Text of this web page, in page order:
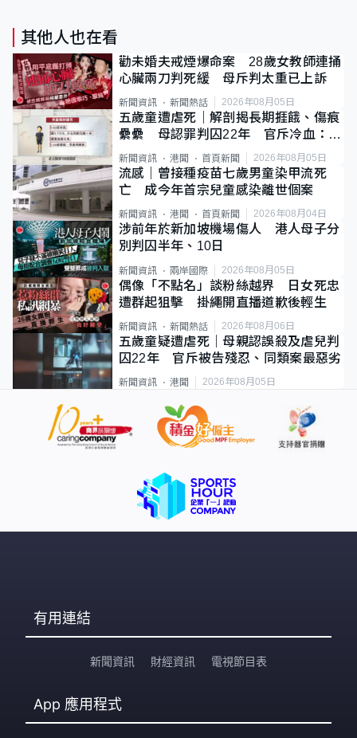
其他人也在看
勸未婚夫戒煙爆命案 28歲女教師連捅
心臟兩刀判死緩 母斥判太重已上訴
新聞資訊 新聞熱話 2026年08月05日
五歲童遭虐死｜解剖揭長期捱餓、傷痕
纍纍 母認罪判囚22年 官斥冷血：同
類案最惡劣
新聞資訊 港聞 首頁新聞 2026年08月05日
流感｜曾接種疫苗七歲男童染甲流死
亡 成今年首宗兒童感染離世個案
新聞資訊 港聞 首頁新聞 2026年08月04日
涉前年於新加坡機場傷人 港人母子分
別判囚半年、10日
新聞資訊 兩岸國際 2026年08月05日
偶像「不點名」談粉絲越界 日女死忠
遭群起狙擊 掛繩開直播道歉後輕生
新聞資訊 新聞熱話 2026年08月06日
五歲童疑遭虐死｜母親認誤殺及虐兒判
囚22年 官斥被告殘忍、同類案最惡劣
新聞資訊 港聞 2026年08月05日
有用連結
新聞資訊 財經資訊 電視節目表
App 應用程式